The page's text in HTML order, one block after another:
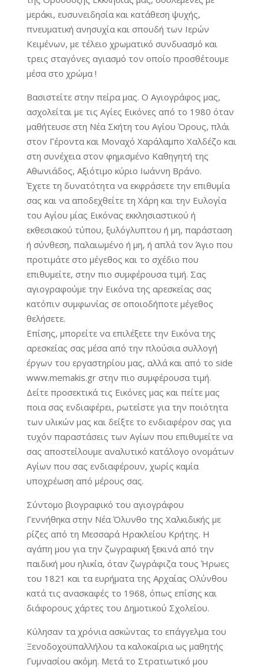
μεράκι, ευσυνειδησία και κατάθεση ψυχής,
πνευματική ανησυχία και σπουδή των Ιερών
Κειμένων, με τέλειο χρωματικό συνδυασμό και
τρεις σταγόνες αγιασμό τον οποίο προσθέτουμε
μέσα στο χρώμα !
Βασιστείτε στην πείρα μας. Ο Αγιογράφος μας,
ασχολείται με τις Αγίες Εικόνες από το 1980 όταν
μαθήτευσε στη Νέα Σκήτη του Αγίου Όρους, πλάι
στον Γέροντα και Μοναχό Χαράλαμπο Χαλδέζο και
στη συνέχεια στον φημισμένο Καθηγητή της
Αθωνιάδος, Αξιότιμο κύριο Ιωάννη Βράνο.
Έχετε τη δυνατότητα να εκφράσετε την επιθυμία
σας και να αποδεχθείτε τη Χάρη και την Ευλογία
του Αγίου μίας Εικόνας εκκλησιαστικού ή
εκθεσιακού τύπου, ξυλόγλυπτου ή μη, παράσταση
ή σύνθεση, παλαιωμένο ή μη, ή απλά τον Άγιο που
προτιμάτε στο μέγεθος και το σχέδιο που
επιθυμείτε, στην πιο συμφέρουσα τιμή. Σας
αγιογραφούμε την Εικόνα της αρεσκείας σας
κατόπιν συμφωνίας σε οποιοδήποτε μέγεθος
θελήσετε.
Επίσης, μπορείτε να επιλέξετε την Εικόνα της
αρεσκείας σας μέσα από την πλούσια συλλογή
έργων του εργαστηρίου μας, αλλά και από το side
www.memakis.gr στην πιο συμφέρουσα τιμή.
Δείτε προσεκτικά τις Εικόνες μας και πείτε μας
ποια σας ενδιαφέρει, ρωτείστε για την ποιότητα
των υλικών μας και δείξτε το ενδιαφέρον σας για
τυχόν παραστάσεις των Αγίων που επιθυμείτε να
σας αποστείλουμε αναλυτικό κατάλογο ονομάτων
Αγίων που σας ενδιαφέρουν, χωρίς καμία
υποχρέωση από μέρους σας.
Σύντομο βιογραφικό του αγιογράφου
Γεννήθηκα στην Νέα Όλυνθο της Χαλκιδικής με
ρίζες από τη Μεσσαρά Ηρακλείου Κρήτης. Η
αγάπη μου για την ζωγραφική ξεκινά από την
παιδική μου ηλικία, όταν ζωγράφιζα τους Ήρωες
του 1821 και τα ευρήματα της Αρχαίας Ολύνθου
κατά τις ανασκαφές το 1968, όπως επίσης και
διάφορους χάρτες του Δημοτικού Σχολείου.
Κύλησαν τα χρόνια ασκώντας το επάγγελμα του
Ξενοδοχοϋπαλλήλου τα καλοκαίρια ως μαθητής
Γυμνασίου ακόμη. Μετά το Στρατιωτικό μου